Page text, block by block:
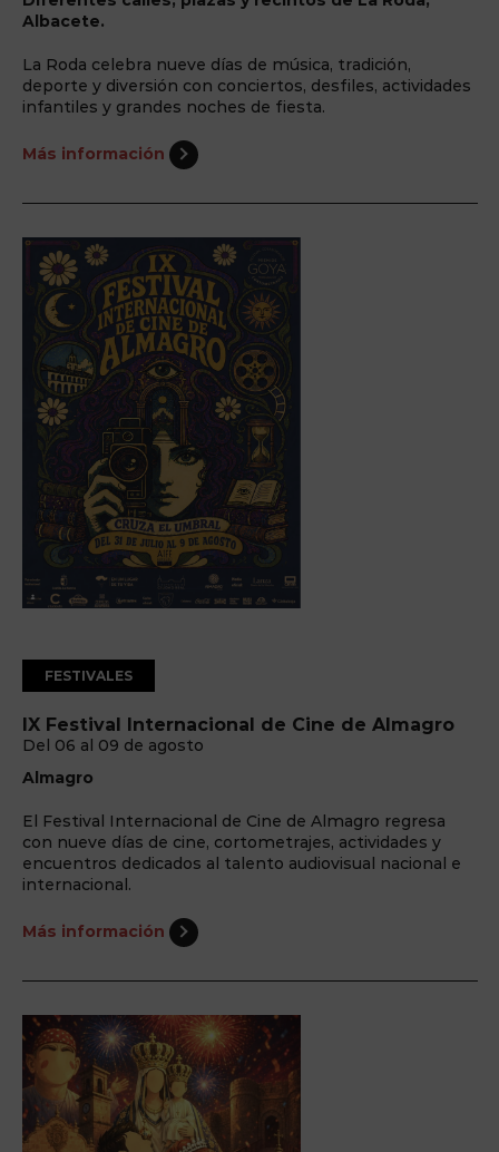
Albacete.
La Roda celebra nueve días de música, tradición,
deporte y diversión con conciertos, desfiles, actividades
infantiles y grandes noches de fiesta.
Más información
FESTIVALES
IX Festival Internacional de Cine de Almagro
Del 06 al 09 de agosto
Almagro
El Festival Internacional de Cine de Almagro regresa
con nueve días de cine, cortometrajes, actividades y
encuentros dedicados al talento audiovisual nacional e
internacional.
Más información